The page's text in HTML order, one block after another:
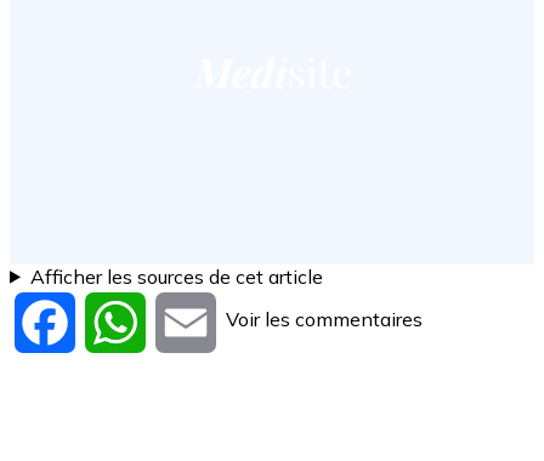
Afficher les sources de cet article
Facebook WhatsApp
Email
Voir les commentaires